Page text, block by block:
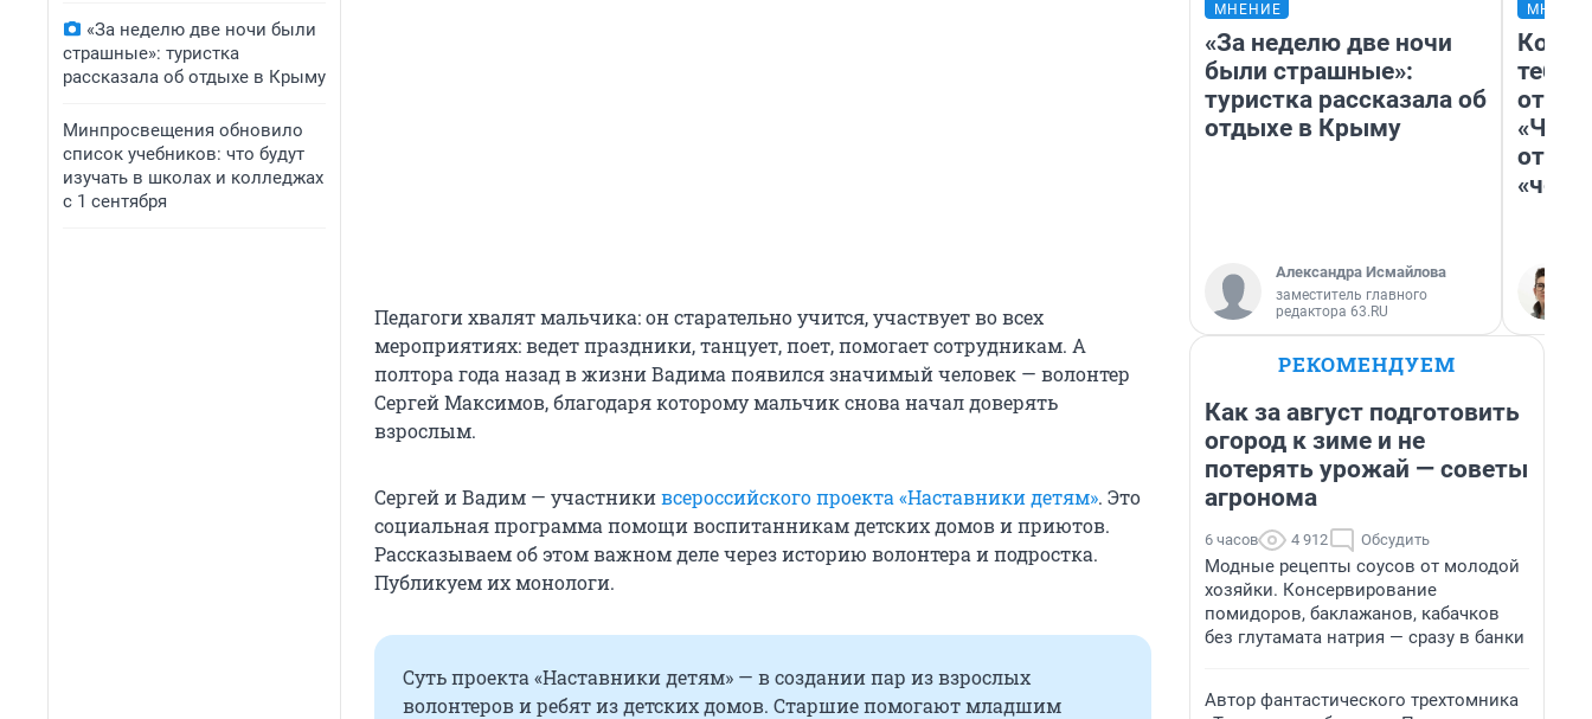
«За неделю две ночи были
страшные»: туристка
рассказала об отдыхе в Крыму
Минпросвещения обновило
список учебников: что будут
изучать в школах и колледжах
с 1 сентября
Педагоги хвалят мальчика: он старательно учится, участвует во всех
мероприятиях: ведет праздники, танцует, поет, помогает сотрудникам. А
полтора года назад в жизни Вадима появился значимый человек — волонтер
Сергей Максимов, благодаря которому мальчик снова начал доверять
взрослым.
Сергей и Вадим — участникивсероссийского проекта «Наставники детям». Это
социальная программа помощи воспитанникам детских домов и приютов.
Рассказываем об этом важном деле через историю волонтера и подростка.
Публикуем их монологи.
Суть проекта «Наставники детям» — в создании пар из взрослых
волонтеров и ребят из детских домов. Старшие помогают младшим
МНЕНИЕ
«За неделю две ночи
были страшные»:
туристка рассказала об
отдыхе в Крыму
Александра Исмайлова
заместитель главного
редактора 63.RU
тебя
РЕКОМЕНДУЕМ
Как за август подготовить
огород к зиме и не
потерять урожай — советы
агронома
6 часов 4 912 Обсудить
Модные рецепты соусов от молодой
хозяйки. Консервирование
помидоров, баклажанов, кабачков
без глутамата натрия — сразу в банки
Автор фантастического трехтомника